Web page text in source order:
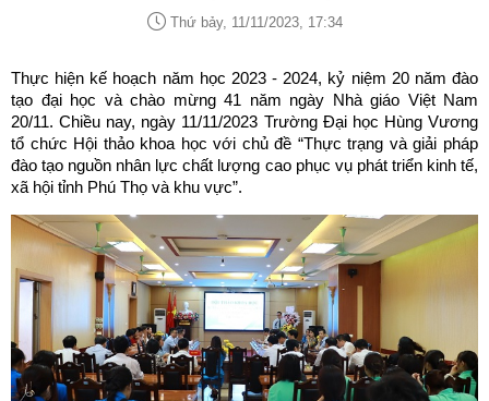
Thứ bảy, 11/11/2023, 17:34
Thực hiện kế hoạch năm học 2023 - 2024, kỷ niệm 20 năm đào
tạo đại học và chào mừng 41 năm ngày Nhà giáo Việt Nam
20/11. Chiều nay, ngày 11/11/2023 Trường Đại học Hùng Vương
tổ chức Hội thảo khoa học với chủ đề “Thực trạng và giải pháp
đào tạo nguồn nhân lực chất lượng cao phục vụ phát triển kinh tế,
xã hội tỉnh Phú Thọ và khu vực”.